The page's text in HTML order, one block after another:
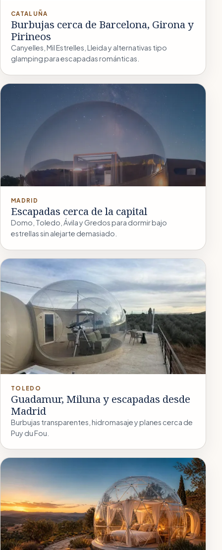
CATALUÑA
Burbujas cerca de Barcelona, Girona y
Pirineos
Canyelles, Mil Estrelles, Lleida y alternativas tipo
glamping para escapadas románticas.
MADRID
Escapadas cerca de la capital
Domo, Toledo, Ávila y Gredos para dormir bajo
estrellas sin alejarte demasiado.
TOLEDO
Guadamur, Miluna y escapadas desde
Madrid
Burbujas transparentes, hidromasaje y planes cerca de
Puy du Fou.